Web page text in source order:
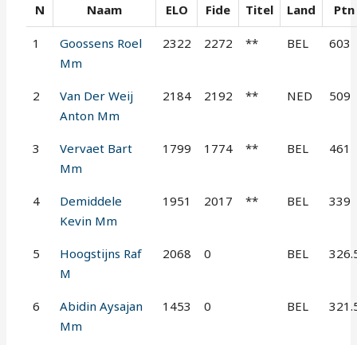
N Naam ELO Fide Titel Land Ptn
1
Goossens Roel
Mm
2322 2272 ** BEL 603
2
Van Der Weij
Anton Mm
2184 2192 ** NED 509
3
Vervaet Bart
Mm
1799 1774 ** BEL 461
4
Demiddele
Kevin Mm
1951 2017 ** BEL 339
5
Hoogstijns Raf
M
2068 0 BEL
6
Abidin Aysajan
Mm
1453 0 BEL